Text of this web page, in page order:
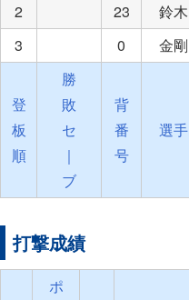
2
23 鈴木
3
0 金剛
登
板
順
勝
敗
セ
｜
ブ
背
番
号
選手
打撃成績
ポ